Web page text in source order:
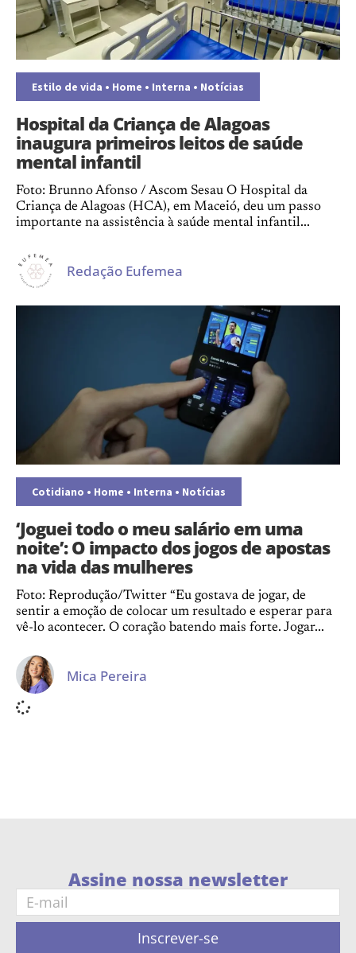
Estilo de vida • Home • Interna • Notícias
Hospital da Criança de Alagoas
inaugura primeiros leitos de saúde
mental infantil
Foto: Brunno Afonso / Ascom Sesau O Hospital da
Criança de Alagoas (HCA), em Maceió, deu um passo
importante na assistência à saúde mental infantil...
Redação Eufemea
Cotidiano • Home • Interna • Notícias
‘Joguei todo o meu salário em uma
noite’: O impacto dos jogos de apostas
na vida das mulheres
Foto: Reprodução/Twitter “Eu gostava de jogar, de
sentir a emoção de colocar um resultado e esperar para
vê-lo acontecer. O coração batendo mais forte. Jogar...
Mica Pereira
Assine nossa newsletter
Inscrever-se